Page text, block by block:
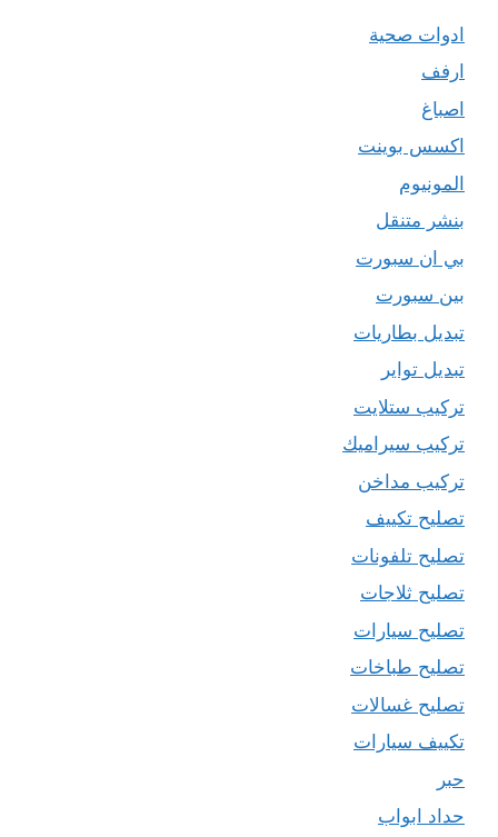
ادوات صحية
ارفف
اصباغ
اكسس بوينت
المونيوم
بنشر متنقل
بي ان سبورت
بين سبورت
تبديل بطاريات
تبديل تواير
تركيب ستلايت
تركيب سيراميك
تركيب مداخن
تصليح تكييف
تصليح تلفونات
تصليح ثلاجات
تصليح سيارات
تصليح طباخات
تصليح غسالات
تكييف سيارات
حبر
حداد ابواب